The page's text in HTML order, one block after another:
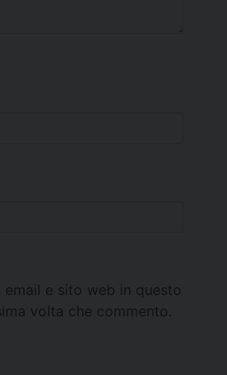
email e sito web in questo
volta che commento.